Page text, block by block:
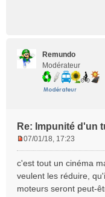
Remundo
Modérateur
Re: Impunité d'un
s
s
a
07/01/18, 17:23
c'est tout un cinéma
veulent les réduire,
moteurs seront peut-